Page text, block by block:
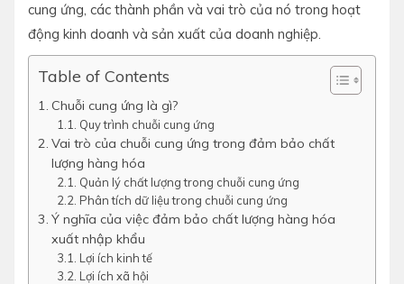
cung ứng, các thành phần và vai trò của nó trong hoạt
động kinh doanh và sản xuất của doanh nghiệp.
Table of Contents
Chuỗi cung ứng là gì?
Quy trình chuỗi cung ứng
Vai trò của chuỗi cung ứng trong đảm bảo chất
lượng hàng hóa
Quản lý chất lượng trong chuỗi cung ứng
Phân tích dữ liệu trong chuỗi cung ứng
Ý nghĩa của việc đảm bảo chất lượng hàng hóa
xuất nhập khẩu
Lợi ích kinh tế
Lợi ích xã hội